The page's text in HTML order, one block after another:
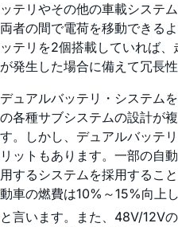
ッテリやその他の車載システ
両者の間で電荷を移動できる
ッテリを2個搭載していれば
が発生した場合に備えて冗長
デュアルバッテリ・システム
の各種サブシステムの設計が
す。しかし、デュアルバッテ
リットもあります。一部の自
用するシステムを採用するこ
動車の燃費は10%～15%向上
と言います。また、48V/12V